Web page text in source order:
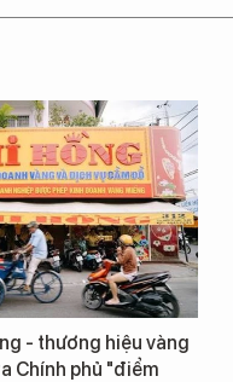
- thương hiệu vàng
Chính phủ "điểm